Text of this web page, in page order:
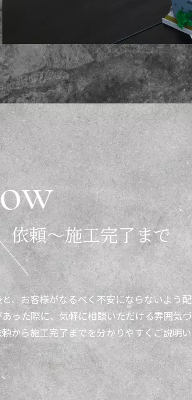
w
依頼～施工完了まで
、お客様がなるべく不安にならないよう
った際に、気軽に相談いただける雰囲気
から施工完了までを分かりやすくご説明